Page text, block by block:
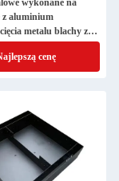
wykonane na
z aluminium
metalu blachy ze
Metal Laserowe
Fabrykacja blachy
cenę